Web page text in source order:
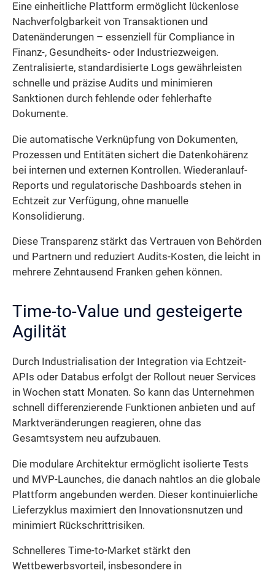
Eine einheitliche Plattform ermöglicht lückenlose
Nachverfolgbarkeit von Transaktionen und
Datenänderungen – essenziell für Compliance in
Finanz-, Gesundheits- oder Industriezweigen.
Zentralisierte, standardisierte Logs gewährleisten
schnelle und präzise Audits und minimieren
Sanktionen durch fehlende oder fehlerhafte
Dokumente.
Die automatische Verknüpfung von Dokumenten,
Prozessen und Entitäten sichert die Datenkohärenz
bei internen und externen Kontrollen. Wiederanlauf-
Reports und regulatorische Dashboards stehen in
Echtzeit zur Verfügung, ohne manuelle
Konsolidierung.
Diese Transparenz stärkt das Vertrauen von Behörden
und Partnern und reduziert Audits-Kosten, die leicht in
mehrere Zehntausend Franken gehen können.
Time-to-Value und gesteigerte
Agilität
Durch Industrialisation der Integration via Echtzeit-
APIs oder Databus erfolgt der Rollout neuer Services
in Wochen statt Monaten. So kann das Unternehmen
schnell differenzierende Funktionen anbieten und auf
Marktveränderungen reagieren, ohne das
Gesamtsystem neu aufzubauen.
Die modulare Architektur ermöglicht isolierte Tests
und MVP-Launches, die danach nahtlos an die globale
Plattform angebunden werden. Dieser kontinuierliche
Lieferzyklus maximiert den Innovationsnutzen und
minimiert Rückschrittrisiken.
Schnelleres Time-to-Market stärkt den
Wettbewerbsvorteil, insbesondere in